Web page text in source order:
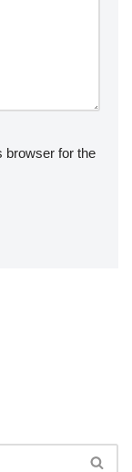
browser for the